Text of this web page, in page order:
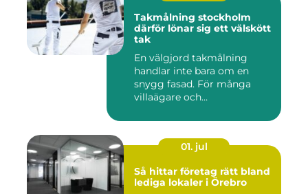
Takmålning stockholm
därför lönar sig ett välskött
tak
En välgjord takmålning
handlar inte bara om en
snygg fasad. För många
villaägare och
01. jul
Så hittar företag rätt bland
lediga lokaler i Örebro